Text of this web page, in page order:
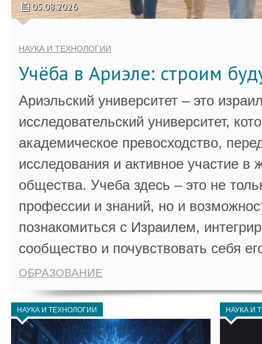
05.08.2026
НАУКА И ТЕХНОЛОГИИ
Учёба в Ариэле: строим
Ариэльский университет – это
исследовательский университет,
академическое превосходство,
исследования и активное участие в
общества. Учеба здесь – это не
профессии и знаний, но и
познакомиться с Израилем,
сообщество и почувствовать себя
ОБРАЗОВАНИЕ
НАУКА И ТЕХНОЛОГИИ НАУКА И